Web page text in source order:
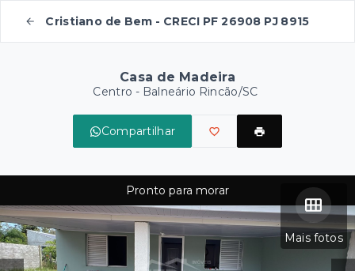
Cristiano de Bem - CRECI PF 26908 PJ 8915
Casa de Madeira
Centro - Balneário Rincão/SC
Compartilhar
Mais fotos
Pronto para morar